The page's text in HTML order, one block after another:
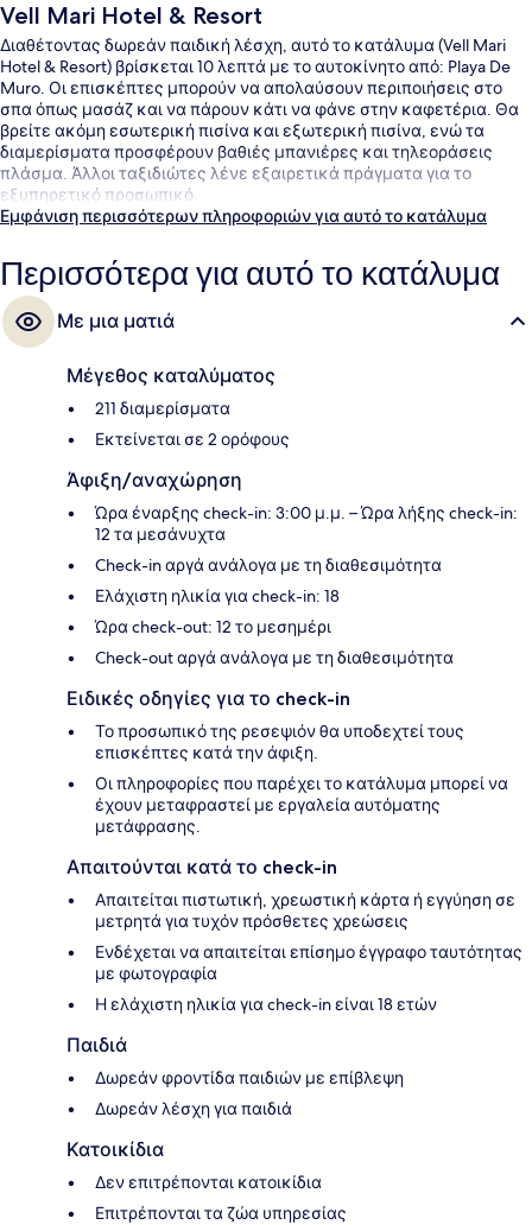
Vell Mari Hotel & Resort
Διαθέτοντας δωρεάν παιδική λέσχη, αυτό το κατάλυμα (Vell Mari
Hotel & Resort) βρίσκεται 10 λεπτά με το αυτοκίνητο από: Playa De
Muro. Οι επισκέπτες μπορούν να απολαύσουν περιποιήσεις στο
σπα όπως μασάζ και να πάρουν κάτι να φάνε στην καφετέρια. Θα
βρείτε ακόμη εσωτερική πισίνα και εξωτερική πισίνα, ενώ τα
διαμερίσματα προσφέρουν βαθιές μπανιέρες και τηλεοράσεις
πλάσμα. Άλλοι ταξιδιώτες λένε εξαιρετικά πράγματα για το
εξυπηρετικό προσωπικό.
Εμφάνιση περισσότερων πληροφοριών για αυτό το κατάλυμα
Περισσότερα για αυτό το κατάλυμα
Με μια ματιά
Μέγεθος καταλύματος
211 διαμερίσματα
Εκτείνεται σε 2 ορόφους
Άφιξη/αναχώρηση
Ώρα έναρξης check-in: 3:00 μ.μ. – Ώρα λήξης check-in:
12 τα μεσάνυχτα
Check-in αργά ανάλογα με τη διαθεσιμότητα
Ελάχιστη ηλικία για check-in: 18
Ώρα check-out: 12 το μεσημέρι
Check-out αργά ανάλογα με τη διαθεσιμότητα
Ειδικές οδηγίες για το check-in
Το προσωπικό της ρεσεψιόν θα υποδεχτεί τους
επισκέπτες κατά την άφιξη.
Οι πληροφορίες που παρέχει το κατάλυμα μπορεί να
έχουν μεταφραστεί με εργαλεία αυτόματης
μετάφρασης.
Απαιτούνται κατά το check-in
Απαιτείται πιστωτική, χρεωστική κάρτα ή εγγύηση σε
μετρητά για τυχόν πρόσθετες χρεώσεις
Ενδέχεται να απαιτείται επίσημο έγγραφο ταυτότητας
με φωτογραφία
Η ελάχιστη ηλικία για check-in είναι 18 ετών
Παιδιά
Δωρεάν φροντίδα παιδιών με επίβλεψη
Δωρεάν λέσχη για παιδιά
Κατοικίδια
Δεν επιτρέπονται κατοικίδια
Επιτρέπονται τα ζώα υπηρεσίας